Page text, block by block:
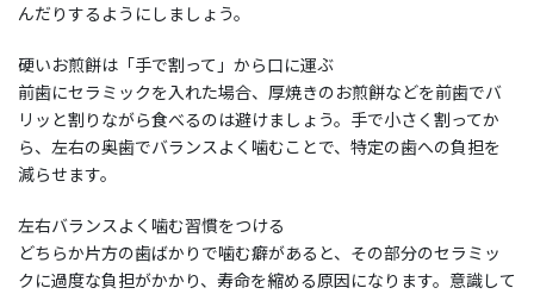
んだりするようにしましょう。
硬いお煎餅は「手で割って」から口に運ぶ
前歯にセラミックを入れた場合、厚焼きのお煎餅などを前歯でバ
リッと割りながら食べるのは避けましょう。手で小さく割ってか
ら、左右の奥歯でバランスよく噛むことで、特定の歯への負担を
減らせます。
左右バランスよく噛む習慣をつける
どちらか片方の歯ばかりで噛む癖があると、その部分のセラミッ
クに過度な負担がかかり、寿命を縮める原因になります。意識して